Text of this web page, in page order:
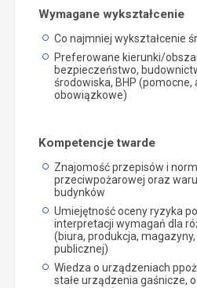
Wymagane wykształcenie
Co najmniej wykształcenie
Preferowane kierunki/
bezpieczeństwo,
środowiska, BHP (pomocne,
obowiązkowe)
Kompetencje twarde
Znajomość przepisów i
przeciwpożarowej oraz
budynków
Umiejętność oceny ryzyka
interpretacji wymagań dla
(biura, produkcja,
publicznej)
Wiedza o urządzeniach
stałe urządzenia gaśnicze,